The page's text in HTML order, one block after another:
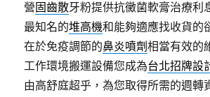
營固齒散牙粉提供抗黴菌軟膏治療利
最知名的堆高機和能夠適應找收貨的
在於免疫調節的鼻炎噴劑相當有效的
工作環境搬運設備您成為台北招牌設
由高舒庭超乎，為您取得所需的週轉